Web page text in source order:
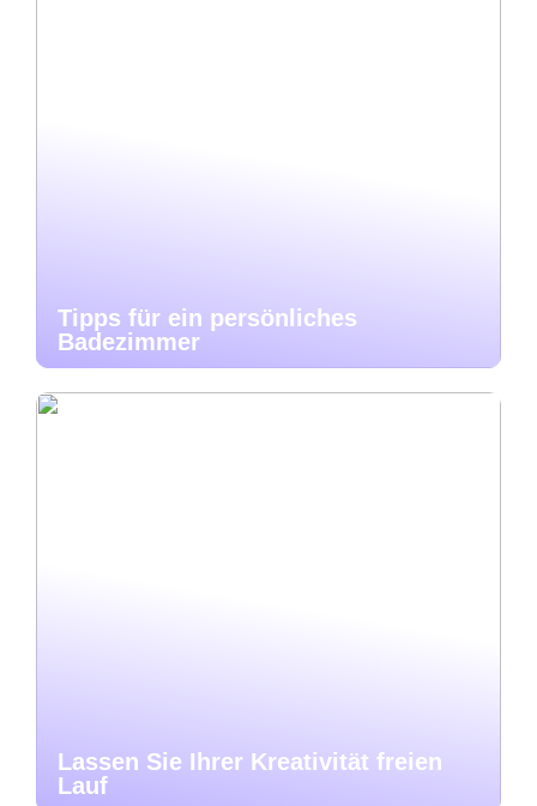
Tipps für ein persönliches
Badezimmer
Lassen Sie Ihrer Kreativität freien
Lauf